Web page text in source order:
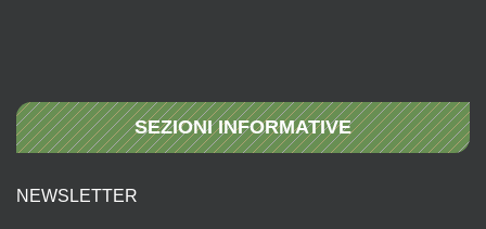
SEZIONI INFORMATIVE
NEWSLETTER